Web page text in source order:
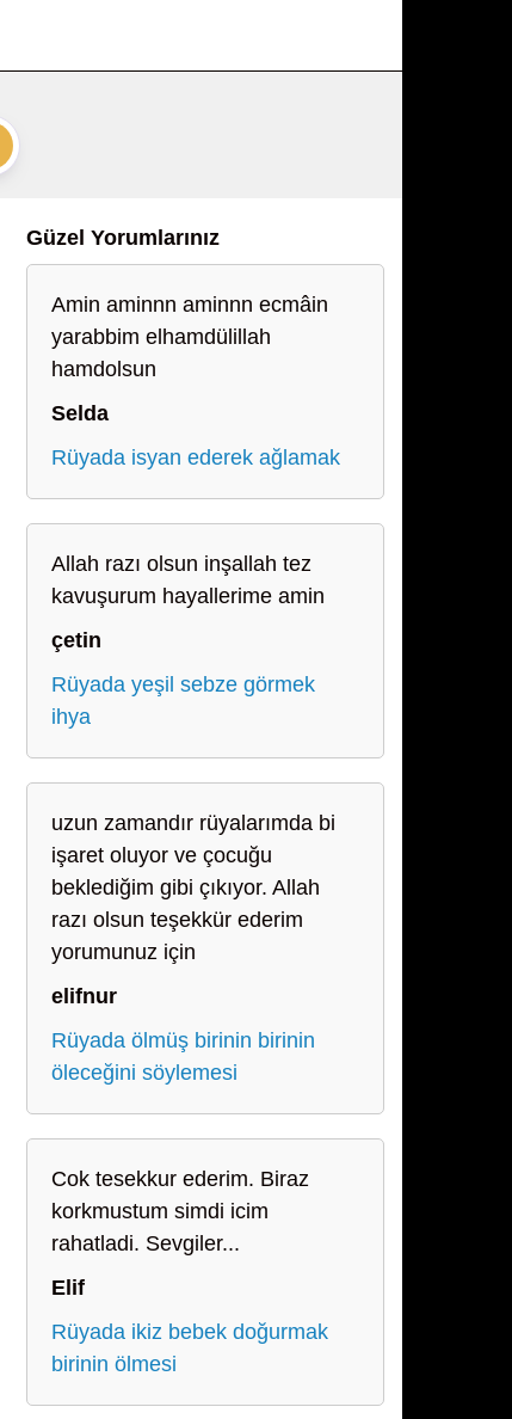
Güzel Yorumlarınız
Amin aminnn aminnn ecmâin
yarabbim elhamdülillah
hamdolsun
Selda
Rüyada isyan ederek ağlamak
Allah razı olsun inşallah tez
kavuşurum hayallerime amin
çetin
Rüyada yeşil sebze görmek
ihya
uzun zamandır rüyalarımda bi
işaret oluyor ve çocuğu
beklediğim gibi çıkıyor. Allah
razı olsun teşekkür ederim
yorumunuz için
elifnur
Rüyada ölmüş birinin birinin
öleceğini söylemesi
Cok tesekkur ederim. Biraz
korkmustum simdi icim
rahatladi. Sevgiler...
Elif
Rüyada ikiz bebek doğurmak
birinin ölmesi